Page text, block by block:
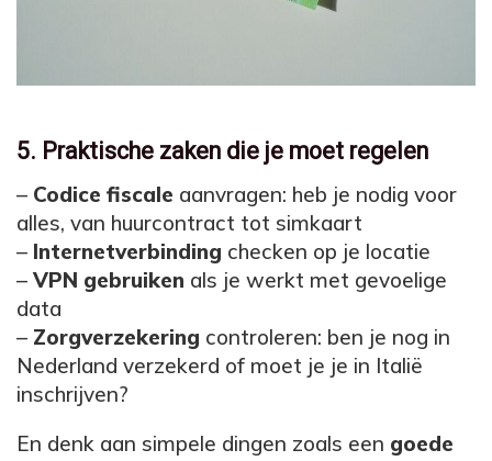
5. Praktische zaken die je moet regelen
– Codice fiscale aanvragen: heb je nodig voor
alles, van huurcontract tot simkaart
– Internetverbinding checken op je locatie
– VPN gebruiken als je werkt met gevoelige
data
– Zorgverzekering controleren: ben je nog in
Nederland verzekerd of moet je je in Italië
inschrijven?
En denk aan simpele dingen zoals een goede